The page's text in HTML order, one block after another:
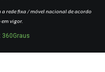
a rede fixa / móvel nacional de acordo
vigor.
360Graus